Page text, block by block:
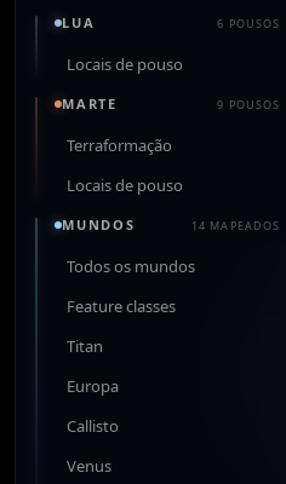
LUA 6 POUSOS
Locais de pouso
MARTE 9 POUSOS
Terraformação
Locais de pouso
MUNDOS 14 MAPEADOS
Todos os mundos
Feature classes
Titan
Europa
Callisto
Venus